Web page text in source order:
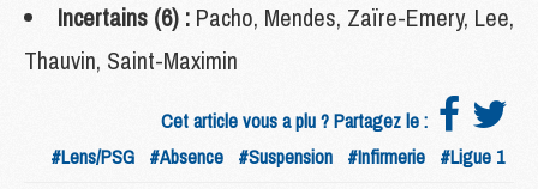
Incertains (6) : Pacho, Mendes, Zaïre-Emery, Lee,
Thauvin, Saint-Maximin
Cet article vous a plu ? Partagez le :
#Lens/PSG #Absence #Suspension #Infirmerie #Ligue 1